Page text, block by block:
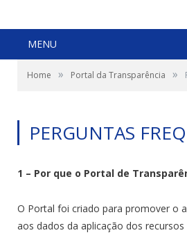
MENU
Home » Portal da Transparência »
PERGUNTAS
1 – Por que o Portal de
O Portal foi criado para promover o
aos dados da aplicação dos recursos